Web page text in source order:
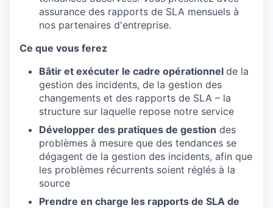
assurance des rapports de SLA mensuels à
nos partenaires d'entreprise.
Ce que vous ferez
Bâtir et exécuter le cadre opérationnel de la
gestion des incidents, de la gestion des
changements et des rapports de SLA – la
structure sur laquelle repose notre service
Développer des pratiques de gestion des
problèmes à mesure que des tendances se
dégagent de la gestion des incidents, afin que
les problèmes récurrents soient réglés à la
source
Prendre en charge les rapports de SLA de